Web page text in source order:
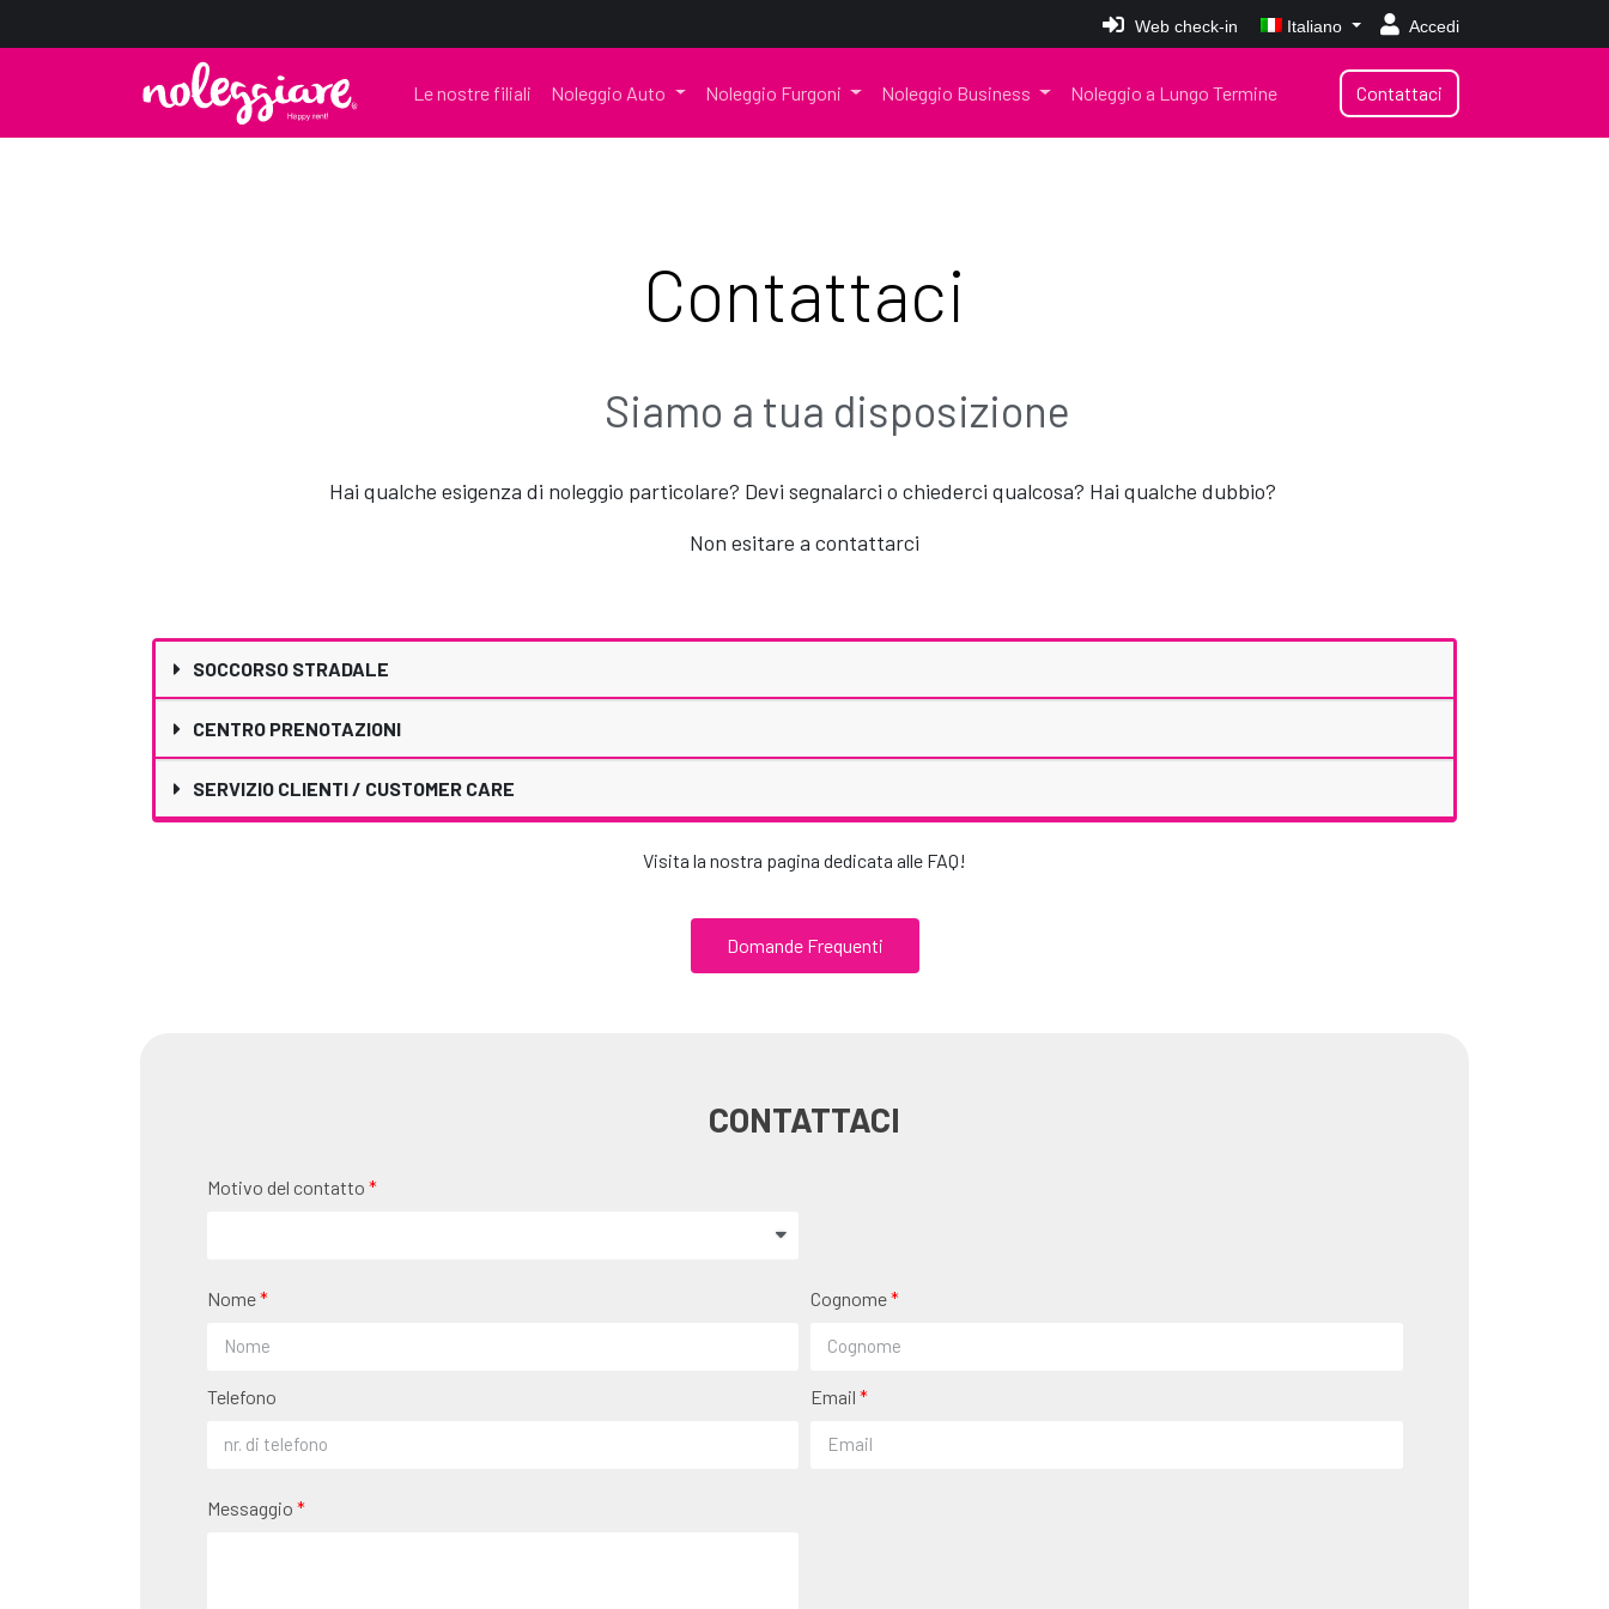
Accedi
Web check-in Italiano
Le nostre filiali Noleggio Auto Noleggio Furgoni Noleggio Business Noleggio a Lungo Termine Contattaci
Contattaci
Siamo a tua disposizione
Hai qualche esigenza di noleggio particolare? Devi segnalarci o chiederci qualcosa? Hai qualche dubbio?
Non esitare a contattarci
SOCCORSO STRADALE
CENTRO PRENOTAZIONI
SERVIZIO CLIENTI / CUSTOMER CARE
Visita la nostra pagina dedicata alle FAQ!
Domande Frequenti
CONTATTACI
Motivo del contatto
Nome Cognome
Telefono Email
Messaggio